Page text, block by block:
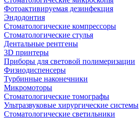
Фотоактивируемая дезинфекция
Эндодонтия
Стоматологические компрессоры
Стоматологические стулья
Дентальные рентгены
3D принтеры
Приборы для световой полимеризации
Физиодиспенсеры
Турбинные наконечники
Микромоторы
Стоматологические томографы
Ультразвуковые хирургические системы
Стоматологические светильники